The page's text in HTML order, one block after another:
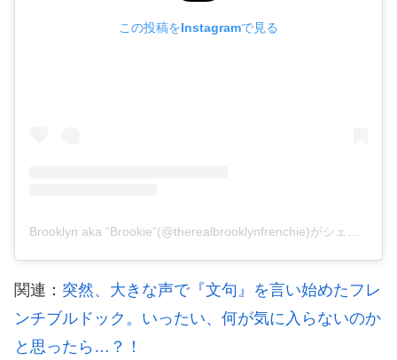
この投稿をInstagramで見る
Brooklyn aka “Brookie”(@therealbrooklynfrenchie)がシェアした投稿
関連： 突然、大きな声で『文句』を言い始めたフレ
ンチブルドック。いったい、何が気に入らないのか
と思ったら…？！